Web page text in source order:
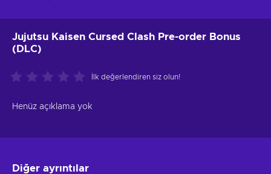
Jujutsu Kaisen Cursed Clash Pre-order Bonus
(DLC)
İlk değerlendiren siz olun!
Henüz açıklama yok
Diğer ayrıntılar